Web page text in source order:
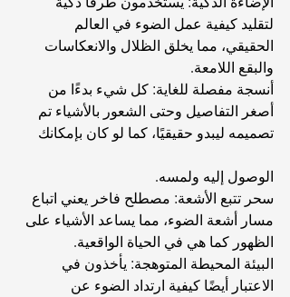
لتقليد كيفية عمل الضوء في العالم
الحقيقي، مما يخلق الظلال والانعكاسات
والبقع اللامعة.
أنسجة مفصلة للغاية: كل شيء بدءًا من
أصغر التفاصيل وحتى الشعور بالأشياء تم
تصميمه ليبدو حقيقيًا، كما لو كان بإمكانك
الوصول إليه ولمسه.
سحر تتبع الأشعة: مصطلح فاخر يعني اتباع
مسار أشعة الضوء، مما يساعد الأشياء على
الظهور كما هي في الحياة الواقعية.
البيئة المحيطة المتوهجة: يأخذون في
الاعتبار أيضًا كيفية ارتداد الضوء عن